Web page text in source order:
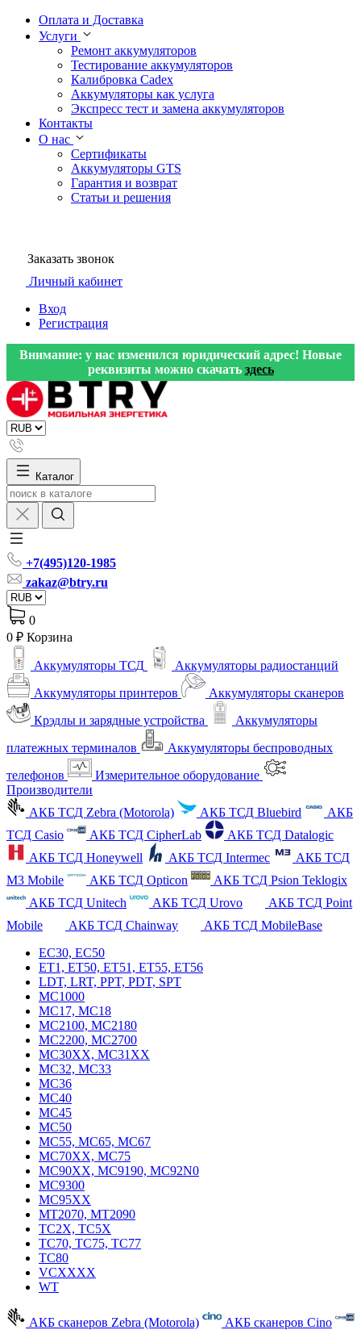
Оплата и Доставка
Услуги
Ремонт аккумуляторов
Тестирование аккумуляторов
Калибровка Cadex
Аккумуляторы как услуга
Экспресс тест и замена аккумуляторов
Контакты
О нас
Сертификаты
Аккумуляторы GTS
Гарантия и возврат
Статьи и решения
Заказать звонок
Личный кабинет
Вход
Регистрация
Внимание: у нас изменился юридический адрес! Новые
реквизиты можно скачать здесь
Каталог
+7(495)120-1985
zakaz@btry.ru
0
0 ₽ Корзина
Аккумуляторы ТСД
Аккумуляторы радиостанций
Аккумуляторы принтеров
Аккумуляторы сканеров
Крэдлы и зарядные устройства
Аккумуляторы
платежных терминалов
Аккумуляторы беспроводных
телефонов
Измерительное оборудование
Производители
АКБ ТСД Zebra (Motorola)
АКБ ТСД Bluebird
АКБ
ТСД Casio
АКБ ТСД CipherLab
АКБ ТСД Datalogic
АКБ ТСД Honeywell
АКБ ТСД Intermec
АКБ ТСД
M3 Mobile
АКБ ТСД Opticon
АКБ ТСД Psion Teklogix
АКБ ТСД Unitech
АКБ ТСД Urovo
АКБ ТСД Point
Mobile
АКБ ТСД Chainway
АКБ ТСД MobileBase
EC30, EC50
ET1, ET50, ET51, ET55, ET56
LDT, LRT, PPT, PDT, SPT
MC1000
MC17, MC18
MC2100, MC2180
MC2200, MC2700
MC30XX, MC31XX
MC32, MC33
MC36
MC40
MC45
MC50
MC55, MC65, MC67
MC70XX, MC75
MC90XX, MC9190, MC92N0
MC9300
MC95XX
MT2070, MT2090
TC2X, TC5X
TC70, TC75, TC77
TC80
VCXXXX
WT
АКБ сканеров Zebra (Motorola)
АКБ сканеров Cino